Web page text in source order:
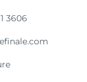
3606